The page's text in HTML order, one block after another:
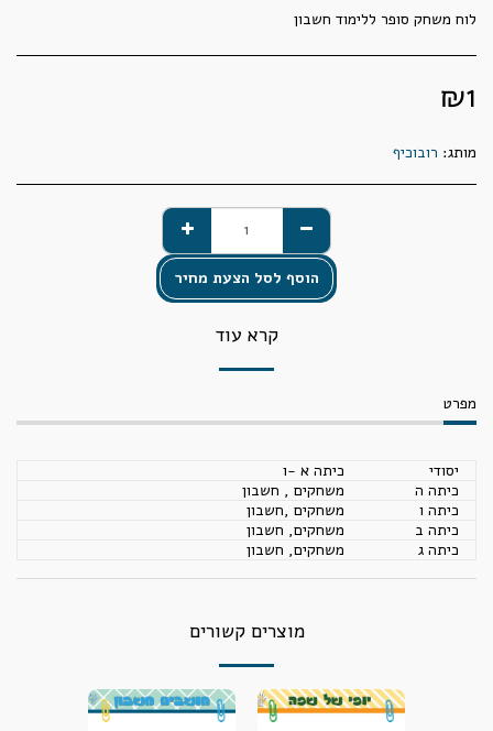
לוח משחק סופר ללימוד חשבון
₪1
מותג: רובוכיף
הוסף לסל הצעת מחיר
קרא עוד
מפרט
יסודי
כיתה א -ו
כיתה ה
משחקים , חשבון
כיתה ו
משחקים ,חשבון
כיתה ב
משחקים, חשבון
כיתה ג
משחקים, חשבון
מוצרים קשורים